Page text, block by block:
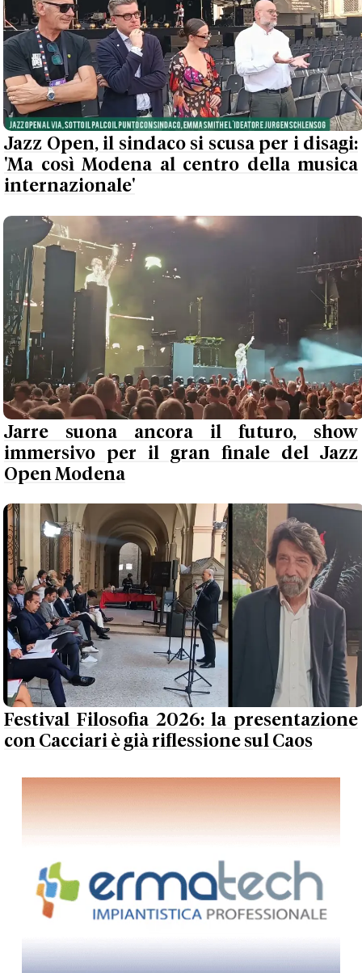
Jazz Open, il sindaco si scusa per i disagi:
'Ma così Modena al centro della musica
internazionale'
Jarre suona ancora il futuro, show
immersivo per il gran finale del Jazz
Open Modena
Festival Filosofia 2026: la presentazione
con Cacciari è già riflessione sul Caos